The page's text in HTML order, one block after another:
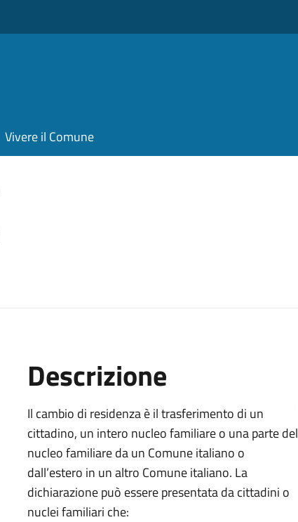
Vivere il Comune
Descrizione
Il cambio di residenza è il trasferimento di un
cittadino, un intero nucleo familiare o una parte del
nucleo familiare da un Comune italiano o
dall’estero in un altro Comune italiano. La
dichiarazione può essere presentata da cittadini o
nuclei familiari che: